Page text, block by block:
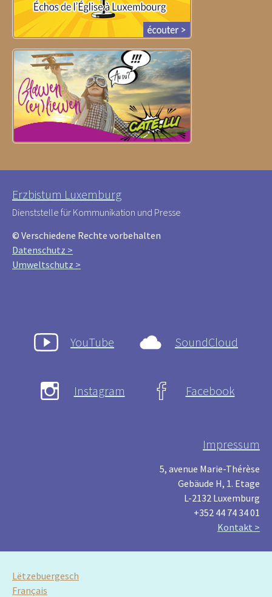
Erzbistum Luxemburg
Dienststelle für Kommunikation und Presse
© Verschiedene Rechte vorbehalten
Datenschutz >
Umweltschutz >
YouTube SoundCloud
Instagram Facebook
Impressum
5, avenue Marie-Thérèse
Gebäude H, 1. Etage
L-2132 Luxemburg
+352 44 74 34 01
Kontakt >
Lëtzebuergesch
Français